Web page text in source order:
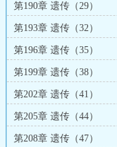
第190章 遗传（29）
第193章 遗传（32）
第196章 遗传（35）
第199章 遗传（38）
第202章 遗传（41）
第205章 遗传（44）
第208章 遗传（47）